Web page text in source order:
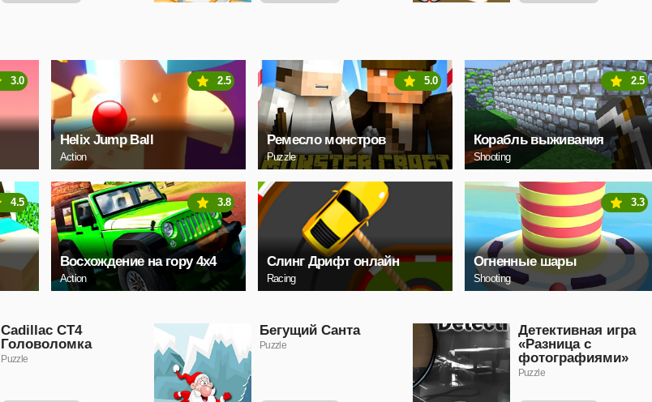
3.0
Helix Jump Ball
Action
2.5
Ремесло монстров
Puzzle
5.0
Корабль выживания
Shooting
2.5
4.5
Восхождение на гору 4x4
Action
3.8
Слинг Дрифт онлайн
Racing
Огненные шары
Shooting
3.3
Cadillac CT4
Головоломка
Puzzle
Бегущий Санта
Puzzle
Детективная игра
«Разница с
фотографиями»
Puzzle